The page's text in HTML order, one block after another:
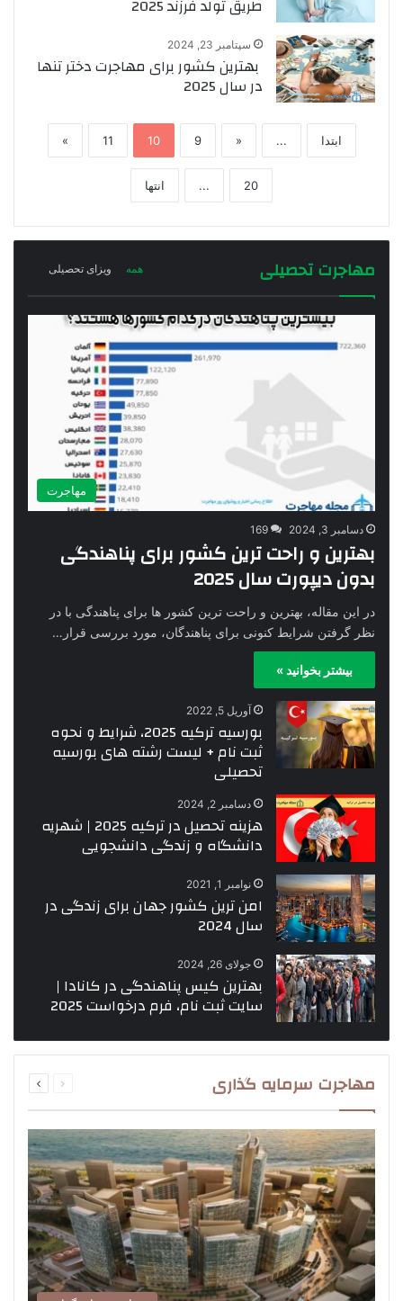
طریق تولد فرزند 2025
سپتامبر 23, 2024
بهترین کشور برای مهاجرت دختر تنها
در سال 2025
ابتدا ...
«
9
10
11
»
20
... انتها
مهاجرت تحصیلی همه ویزای تحصیلی
مهاجرت
دسامبر 3, 2024 169
بهترین و راحت ترین کشور برای پناهندگی
بدون دیپورت سال 2025
در این مقاله، بهترین و راحت ترین کشور ها برای پناهندگی با در
نظر گرفتن شرایط کنونی برای پناهندگان، مورد بررسی قرار…
بیشتر بخوانید »
آوریل 5, 2022
بورسیه ترکیه 2025، شرایط و نحوه
ثبت نام + لیست رشته های بورسیه
تحصیلی
دسامبر 2, 2024
هزینه تحصیل در ترکیه 2025 | شهریه
دانشگاه و زندگی دانشجویی
نوامبر 1, 2021
امن ترین کشور جهان برای زندگی در
سال 2024
جولای 26, 2024
بهترین کیس پناهندگی در کانادا |
سایت ثبت نام، فرم درخواست 2025
مهاجرت سرمایه گذاری صفحهصفحه